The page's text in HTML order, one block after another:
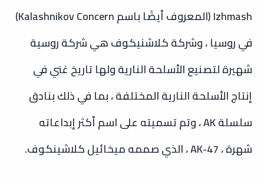
Izhmash (المعروف أيضًا باسم Kalashnikov Concern)
في روسيا ، وشركة كلاشنيكوف هي شركة روسية
شهيرة لتصنيع الأسلحة النارية ولها تاريخ غني في
إنتاج الأسلحة النارية المختلفة ، بما في ذلك بنادق
سلسلة AK ، وتم تسميته على اسم أكثر إبداعاته
شهرة ، AK-47 ، الذي صممه ميخائيل كلاشينكوف.